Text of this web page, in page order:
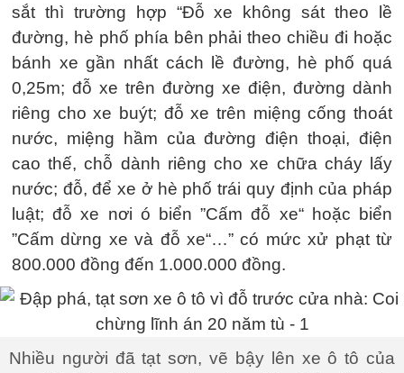
sắt thì trường hợp “Đỗ xe không sát theo lề
đường, hè phố phía bên phải theo chiều đi hoặc
bánh xe gần nhất cách lề đường, hè phố quá
0,25m; đỗ xe trên đường xe điện, đường dành
riêng cho xe buýt; đỗ xe trên miệng cống thoát
nước, miệng hầm của đường điện thoại, điện
cao thế, chỗ dành riêng cho xe chữa cháy lấy
nước; đỗ, để xe ở hè phố trái quy định của pháp
luật; đỗ xe nơi ó biển ”Cấm đỗ xe“ hoặc biển
”Cấm dừng xe và đỗ xe“…” có mức xử phạt từ
800.000 đồng đến 1.000.000 đồng.
Nhiều người đã tạt sơn, vẽ bậy lên xe ô tô của